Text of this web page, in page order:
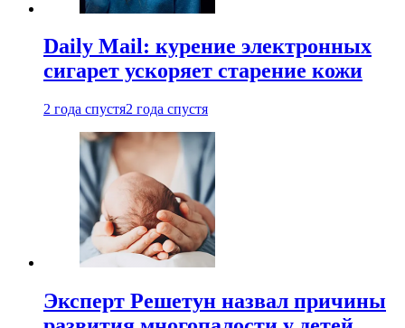
Daily Mail: курение электронных
сигарет ускоряет старение кожи
2 года спустя2 года спустя
Эксперт Решетун назвал причины